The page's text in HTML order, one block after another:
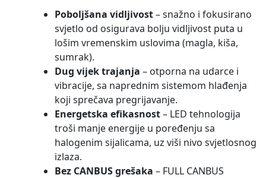
Poboljšana vidljivost– snažno i fokusirano
svjetlo od osigurava bolju vidljivost puta u
lošim vremenskim uslovima (magla, kiša,
sumrak).
Dug vijek trajanja – otporna na udarce i
vibracije, sa naprednim sistemom hlađenja
koji sprečava pregrijavanje.
Energetska efikasnost– LED tehnologija
troši manje energije u poređenju sa
halogenim sijalicama, uz viši nivo svjetlosnog
izlaza.
Bez CANBUS grešaka – FULL CANBUS